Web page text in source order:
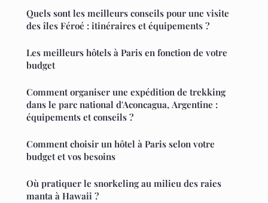
Quels sont les meilleurs conseils pour une visite
des îles Féroé : itinéraires et équipements ?
Les meilleurs hôtels à Paris en fonction de votre
budget
Comment organiser une expédition de trekking
dans le parc national d'Aconcagua, Argentine :
équipements et conseils ?
Comment choisir un hôtel à Paris selon votre
budget et vos besoins
Où pratiquer le snorkeling au milieu des raies
manta à Hawaii ?